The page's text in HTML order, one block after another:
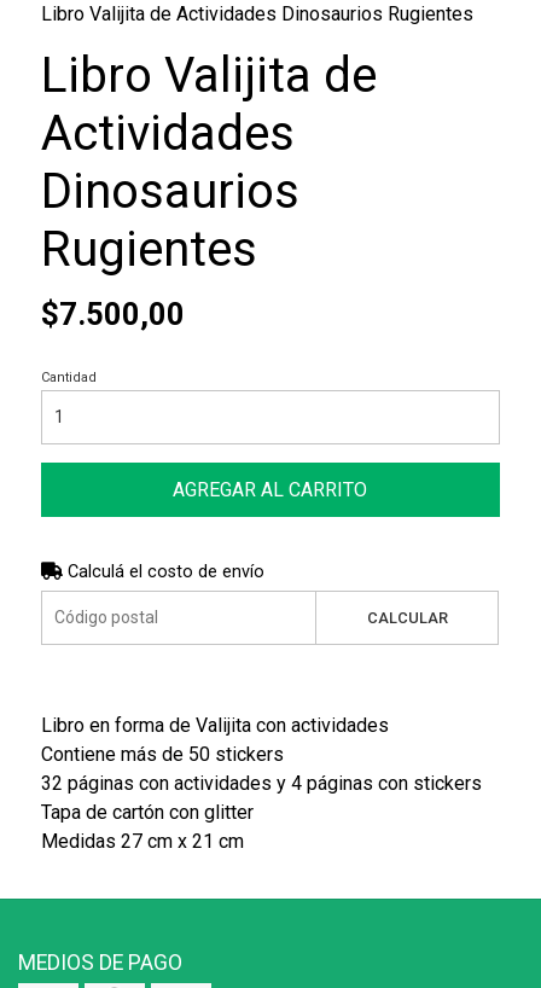
Libro Valijita de Actividades Dinosaurios Rugientes
Libro Valijita de
Actividades
Dinosaurios
Rugientes
$7.500,00
Cantidad
AGREGAR AL CARRITO
Calculá el costo de envío
CALCULAR
Libro en forma de Valijita con actividades
Contiene más de 50 stickers
32 páginas con actividades y 4 páginas con stickers
Tapa de cartón con glitter
Medidas 27 cm x 21 cm
MEDIOS DE PAGO